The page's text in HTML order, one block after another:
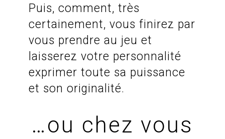
Puis, comment, très
certainement, vous finirez par
vous prendre au jeu et
laisserez votre personnalité
exprimer toute sa puissance
et son originalité.
…ou chez vous